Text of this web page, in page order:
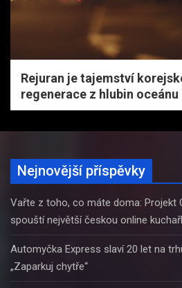
Rejuran je tajemství
regenerace z hlubin oceánu
Nejnovější příspěvky
Vařte z toho, co máte doma: Projekt
spouští největší českou online
Automyčka Express slaví 20 let na
„Zaparkuj chytře“